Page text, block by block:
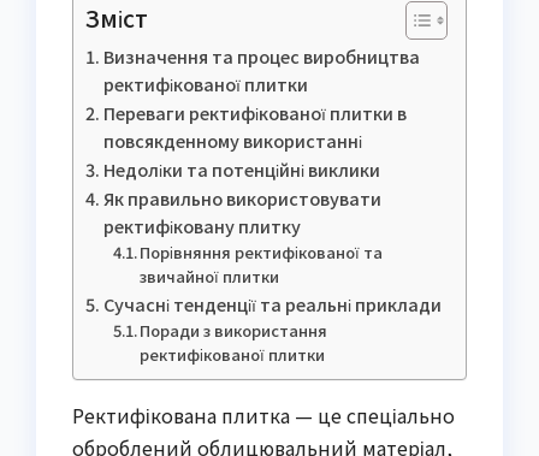
Зміст
Визначення та процес виробництва
ректифікованої плитки
Переваги ректифікованої плитки в
повсякденному використанні
Недоліки та потенційні виклики
Як правильно використовувати
ректифіковану плитку
Порівняння ректифікованої та
звичайної плитки
Сучасні тенденції та реальні приклади
Поради з використання
ректифікованої плитки
Ректифікована плитка — це спеціально
оброблений облицювальний матеріал,